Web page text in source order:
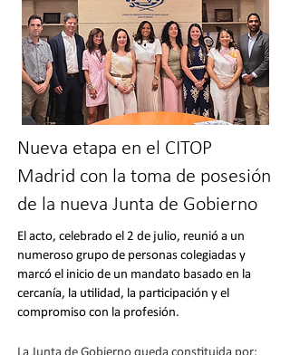
Nueva etapa en el CITOP
Madrid con la toma de posesión
de la nueva Junta de Gobierno
El acto, celebrado el 2 de julio, reunió a un
numeroso grupo de personas colegiadas y
marcó el inicio de un mandato basado en la
cercanía, la utilidad, la participación y el
compromiso con la profesión.